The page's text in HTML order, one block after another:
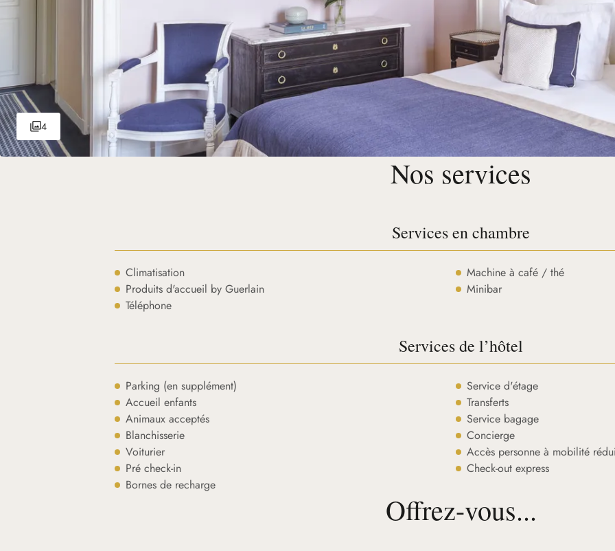
4
Nos services
Services en chambre
Climatisation
Machine à café / thé
Produits d'accueil by Guerlain
Minibar
Téléphone
Services de l’hôtel
Parking (en supplément)
Service d'étage
Accueil enfants
Transferts
Animaux acceptés
Service bagage
Blanchisserie
Concierge
Voiturier
Accès personne à mobilité
Pré check-in
Check-out express
Bornes de recharge
Offrez-vous...